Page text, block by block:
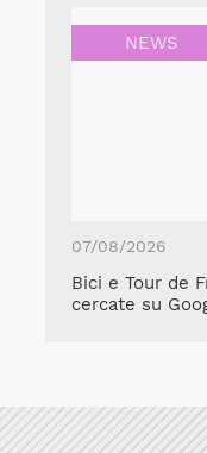
NEWS
07/08/2026
Bici e Tour de
cercate su